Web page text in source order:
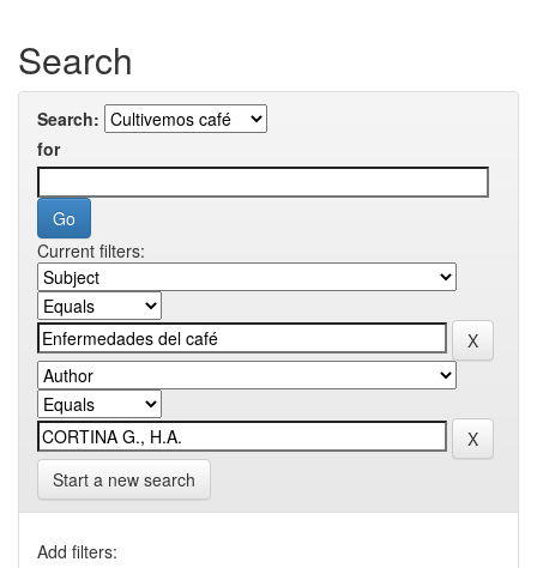
Search
Search:
for
Current filters:
Start a new search
Add filters: